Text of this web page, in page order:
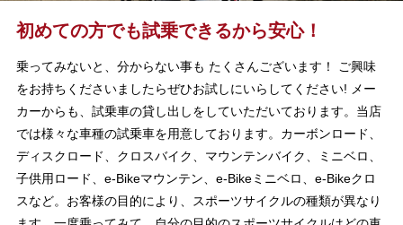
初めての方でも試乗できるから安心！
乗ってみないと、分からない事も たくさんございます！ ご興味
をお持ちくださいましたらぜひお試しにいらしてください! メー
カーからも、試乗車の貸し出しをしていただいております。当店
では様々な車種の試乗車を用意しております。カーボンロード、
ディスクロード、クロスバイク、マウンテンバイク、ミニベロ、
子供用ロード、e-Bikeマウンテン、e-Bikeミニベロ、e-Bikeクロ
スなど。お客様の目的により、スポーツサイクルの種類が異なり